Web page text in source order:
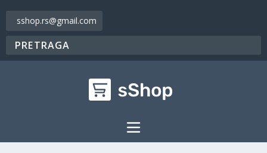
sshop.rs@gmail.com